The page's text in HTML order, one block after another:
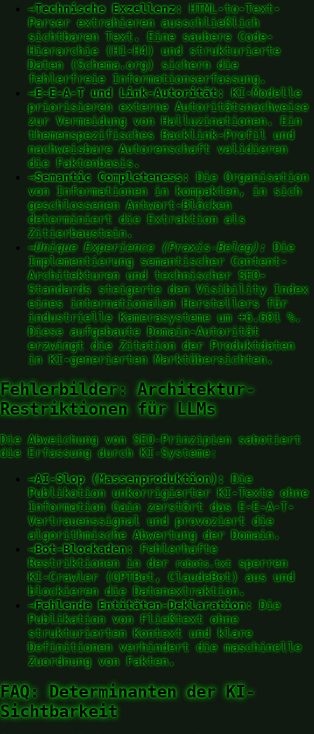
→Technische Exzellenz: HTML-to-Text-
Parser extrahieren ausschließlich
sichtbaren Text. Eine saubere Code-
Hierarchie (H1-H4) und strukturierte
Daten (Schema.org) sichern die
fehlerfreie Informationserfassung.
→E-E-A-T und Link-Autorität: KI-Modelle
priorisieren externe Autoritätsnachweise
zur Vermeidung von Halluzinationen. Ein
themenspezifisches Backlink-Profil und
nachweisbare Autorenschaft validieren
die Faktenbasis.
→Semantic Completeness: Die Organisation
von Informationen in kompakten, in sich
geschlossenen Antwort-Blöcken
determiniert die Extraktion als
Zitierbaustein.
→Unique Experience (Praxis-Beleg): Die
Implementierung semantischer Content-
Architekturen und technischer SEO-
Standards steigerte den Visibility Index
eines internationalen Herstellers für
industrielle Kamerasysteme um +6.601 %.
Diese aufgebaute Domain-Autorität
erzwingt die Zitation der Produktdaten
in KI-generierten Marktübersichten.
Fehlerbilder: Architektur-
Restriktionen für LLMs
Die Abweichung von SEO-Prinzipien sabotiert
die Erfassung durch KI-Systeme:
→AI-Slop (Massenproduktion): Die
Publikation unkorrigierter KI-Texte ohne
Information Gain zerstört das E-E-A-T-
Vertrauenssignal und provoziert die
algorithmische Abwertung der Domain.
→Bot-Blockaden: Fehlerhafte
Restriktionen in der robots.txt
sperren
KI-Crawler (GPTBot, ClaudeBot) aus und
blockieren die Datenextraktion.
→Fehlende Entitäten-Deklaration: Die
Publikation von Fließtext ohne
strukturierten Kontext und klare
Definitionen verhindert die maschinelle
Zuordnung von Fakten.
FAQ: Determinanten der KI-
Sichtbarkeit